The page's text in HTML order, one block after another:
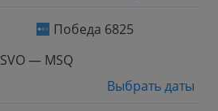
Победа 6825
SVO — MSQ
Выбрать даты